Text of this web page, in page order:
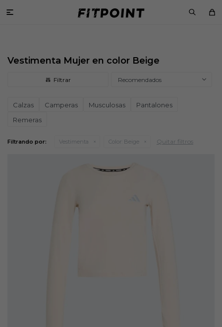

Vestimenta Mujer en color Beige
Recomendados
Calzas Camperas Musculosas
Pantalones
Remeras
Filtrando por: Vestimenta Color: Beige Quitar filtros